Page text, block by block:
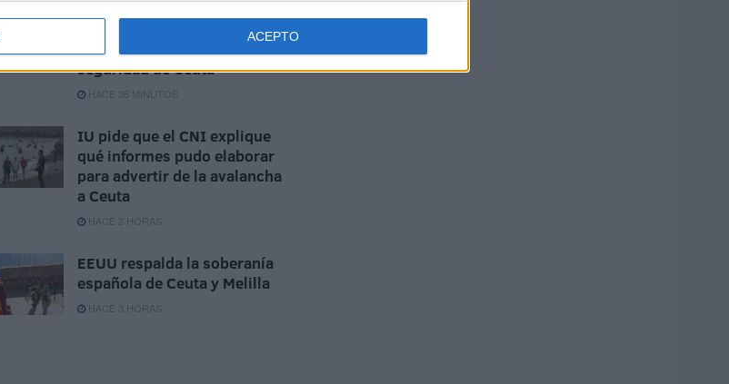
ACEPTO
Vox apoya "toda
movilización ciudadana" en
defensa de la españolidad y
seguridad de Ceuta
HACE 36 MINUTOS
IU pide que el CNI explique
qué informes pudo elaborar
para advertir de la avalancha
a Ceuta
HACE 2 HORAS
EEUU respalda la soberanía
española de Ceuta y Melilla
HACE 3 HORAS